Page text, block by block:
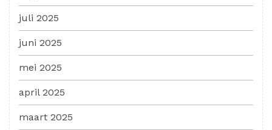
juli 2025
juni 2025
mei 2025
april 2025
maart 2025